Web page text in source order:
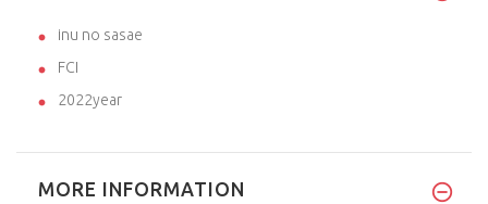
inu no sasae
FCI
2022year
MORE INFORMATION